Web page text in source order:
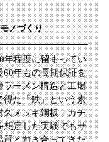
ノづくり
年程度に留まってい
年もの長期保証を
ラーメン構造と工場
得た「鉄」という素
久メッキ鋼板＋カチ
想定した実験でもサ
質と向き合ってきた